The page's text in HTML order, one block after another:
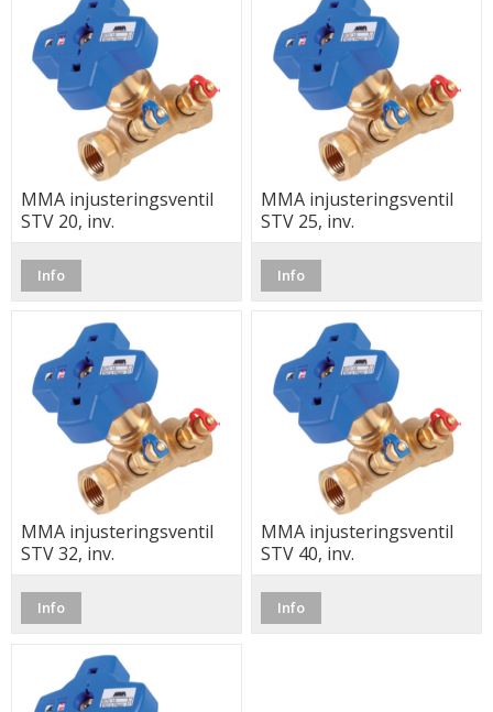
MMA injusteringsventil
STV 20, inv.
Info
MMA injusteringsventil
STV 25, inv.
Info
MMA injusteringsventil
STV 32, inv.
Info
MMA injusteringsventil
STV 40, inv.
Info